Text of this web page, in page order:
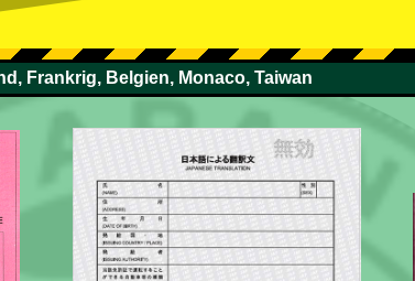
Frankrig, Belgien, Monaco, Taiwan